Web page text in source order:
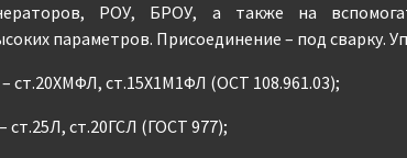
РОУ, БРОУ, а также на
параметров. Присоединение – под сварку.
– ст.20ХМФЛ, ст.15Х1М1ФЛ (ОСТ 108.961.03);
– ст.25Л, ст.20ГСЛ (ГОСТ 977);